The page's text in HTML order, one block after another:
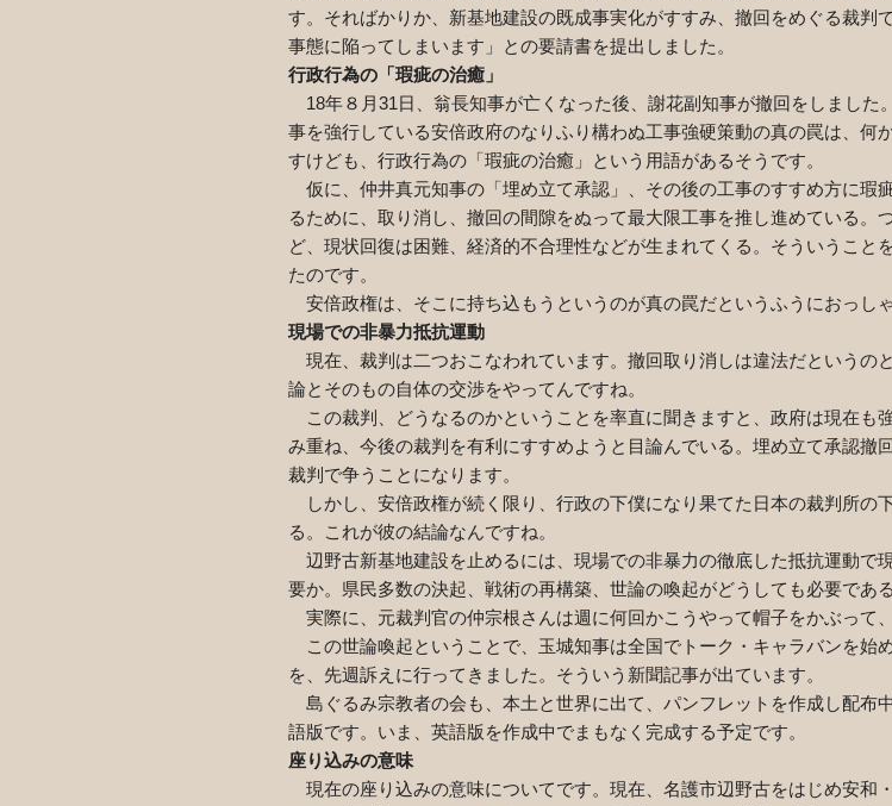
す。そればかりか、新基地建設の既成事実化がすすみ、撤回をめぐる裁判
事態に陥ってしまいます」との要請書を提出しました。
行政行為の「瑕疵の治癒」
18年８月31日、翁長知事が亡くなった後、謝花副知事が撤回をしまし
事を強行している安倍政府のなりふり構わぬ工事強硬策動の真の罠は、何
すけども、行政行為の「瑕疵の治癒」という用語があるそうです。
仮に、仲井真元知事の「埋め立て承認」、その後の工事のすすめ方に瑕
るために、取り消し、撤回の間隙をぬって最大限工事を推し進めている。
ど、現状回復は困難、経済的不合理性などが生まれてくる。そういうこと
たのです。
安倍政権は、そこに持ち込もうというのが真の罠だというふうにおっしゃ
現場での非暴力抵抗運動
現在、裁判は二つおこなわれています。撤回取り消しは違法だというの
論とそのもの自体の交渉をやってんですね。
この裁判、どうなるのかということを率直に聞きますと、政府は現在も
み重ね、今後の裁判を有利にすすめようと目論んでいる。埋め立て承認撤
裁判で争うことになります。
しかし、安倍政権が続く限り、行政の下僕になり果てた日本の裁判所の
る。これが彼の結論なんですね。
辺野古新基地建設を止めるには、現場での非暴力の徹底した抵抗運動で
要か。県民多数の決起、戦術の再構築、世論の喚起がどうしても必要であ
実際に、元裁判官の仲宗根さんは週に何回かこうやって帽子をかぶって
この世論喚起ということで、玉城知事は全国でトーク・キャラバンを始
を、先週訴えに行ってきました。そういう新聞記事が出ています。
島ぐるみ宗教者の会も、本土と世界に出て、パンフレットを作成し配布
語版です。いま、英語版を作成中でまもなく完成する予定です。
座り込みの意味
現在の座り込みの意味についてです。現在、名護市辺野古をはじめ安和